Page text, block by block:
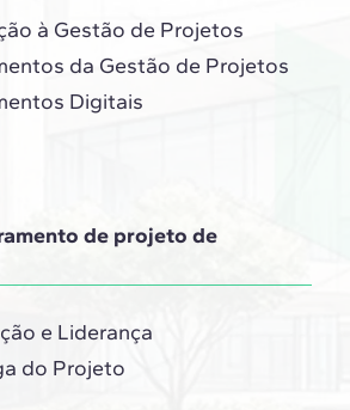
à Gestão de Projetos
da Gestão de Projetos
Digitais
de projeto de
e Liderança
do Projeto